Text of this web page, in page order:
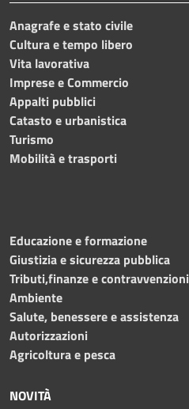
Anagrafe e stato civile
Cultura e tempo libero
Vita lavorativa
Imprese e Commercio
Appalti pubblici
Catasto e urbanistica
Turismo
Mobilità e trasporti
Educazione e formazione
Giustizia e sicurezza pubblica
Tributi,finanze e contravvenzioni
Ambiente
Salute, benessere e assistenza
Autorizzazioni
Agricoltura e pesca
NOVITÀ